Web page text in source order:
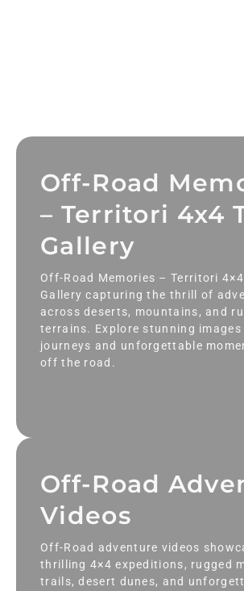
Off-Road
– Territori 4x4
Gallery
Off-Road Memories – Territori 4×4
Gallery capturing the thrill of
across deserts, mountains, and
terrains. Explore stunning images
journeys and unforgettable
off the road.
Off-Road
Videos
Off-Road adventure videos
thrilling 4×4 expeditions, rugged
trails, desert dunes, and